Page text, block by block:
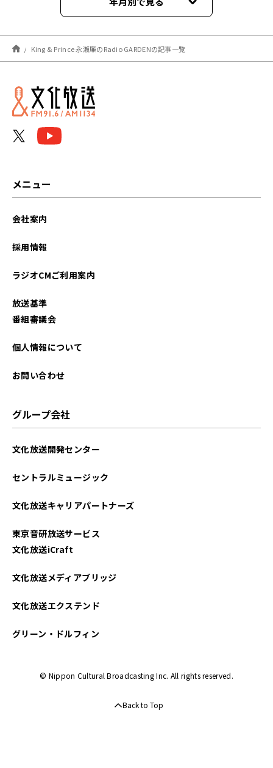
2026年08月
2026年07月
2026年06月
2025年09月
2025年06月
2025年01月
2024年12月
2024年11月
King & Prince 永瀬廉のRadio GARDENの記事一覧
メニュー
会社案内
採用情報
ラジオCMご利用案内
放送基準
番組審議会
個人情報について
お問い合わせ
グループ会社
文化放送開発センター
セントラルミュージック
文化放送キャリアパートナーズ
東京音研放送サービス
文化放送iCraft
文化放送メディアブリッジ
文化放送エクステンド
グリーン・ドルフィン
© Nippon Cultural Broadcasting Inc. All rights reserved.
Back to Top